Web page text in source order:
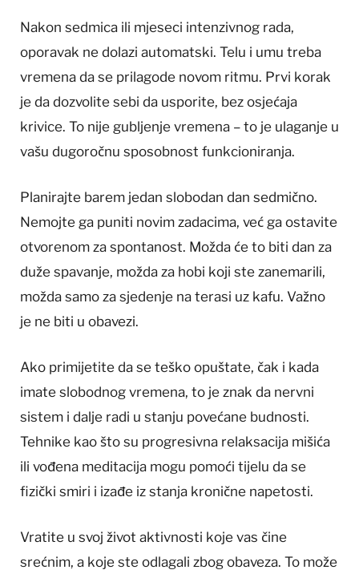
Nakon sedmica ili mjeseci intenzivnog rada,
oporavak ne dolazi automatski. Telu i umu treba
vremena da se prilagode novom ritmu. Prvi korak
je da dozvolite sebi da usporite, bez osjećaja
krivice. To nije gubljenje vremena – to je ulaganje u
vašu dugoročnu sposobnost funkcioniranja.
Planirajte barem jedan slobodan dan sedmično.
Nemojte ga puniti novim zadacima, već ga ostavite
otvorenom za spontanost. Možda će to biti dan za
duže spavanje, možda za hobi koji ste zanemarili,
možda samo za sjedenje na terasi uz kafu. Važno
je ne biti u obavezi.
Ako primijetite da se teško opuštate, čak i kada
imate slobodnog vremena, to je znak da nervni
sistem i dalje radi u stanju povećane budnosti.
Tehnike kao što su progresivna relaksacija mišića
ili vođena meditacija mogu pomoći tijelu da se
fizički smiri i izađe iz stanja kronične napetosti.
Vratite u svoj život aktivnosti koje vas čine
srećnim, a koje ste odlagali zbog obaveza. To može